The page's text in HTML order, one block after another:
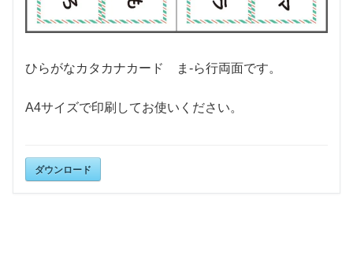
ひらがなカタカナカード ま-ら行両面です。
A4サイズで印刷してお使いください。
ダウンロード